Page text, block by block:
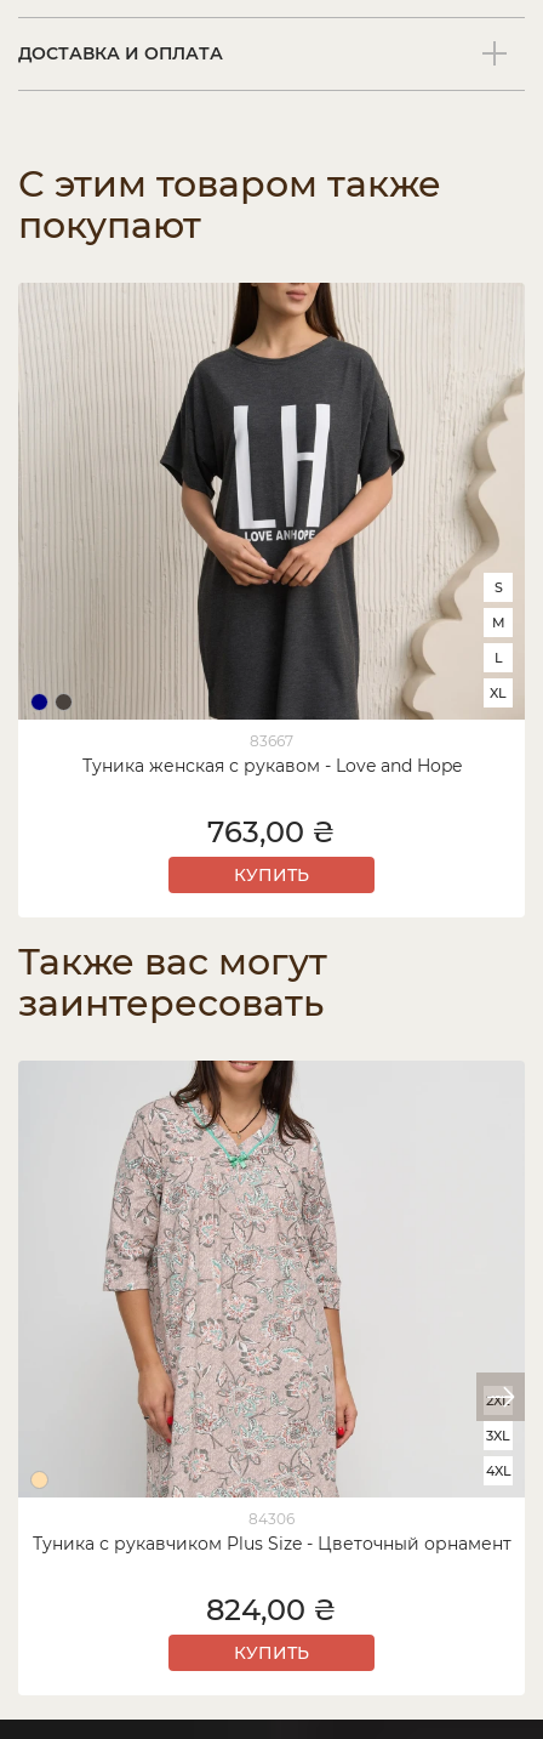
ДОСТАВКА И ОПЛАТА
С этим товаром также
покупают
83667
Туника женская с рукавом - Love and Hope
S
M
L
XL
763,00 ₴
КУПИТЬ
Также вас могут
заинтересовать
84306
Туника с рукавчиком Plus Size - Цветочный орнамент
2XL
3XL
4XL
824,00 ₴
КУПИТЬ